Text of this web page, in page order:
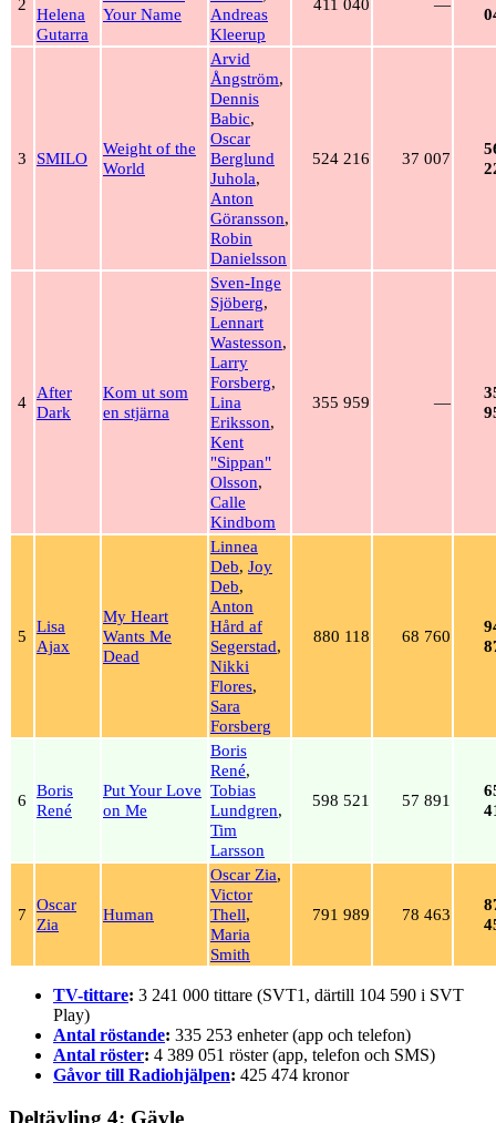
2
Helena
Gutarra
Your Name
Andreas
Kleerup
411 040 —
3 SMILO
Weight of the
World
Arvid
Ångström,
Dennis
Babic,
Oscar
Berglund
Juhola,
Anton
Göransson,
Robin
Danielsson
524 216 37 007
4
After
Dark
Kom ut som
en stjärna
Sven-Inge
Sjöberg,
Lennart
Wastesson,
Larry
Forsberg,
Lina
Eriksson,
Kent
"Sippan"
Olsson,
Calle
Kindbom
355 959 —
5
Lisa
Ajax
My Heart
Wants Me
Dead
Linnea
Deb, Joy
Deb,
Anton
Hård af
Segerstad,
Nikki
Flores,
Sara
Forsberg
880 118 68 760
6
Boris
René
Put Your Love
on Me
Boris
René,
Tobias
Lundgren,
Tim
Larsson
598 521 57 891
7
Oscar
Zia
Human
Oscar Zia,
Victor
Thell,
Maria
Smith
791 989 78 463
TV-tittare: 3 241 000 tittare (SVT1, därtill 104 590 i SVT
Play)
Antal röstande: 335 253 enheter (app och telefon)
Antal röster: 4 389 051 röster (app, telefon och SMS)
Gåvor till Radiohjälpen: 425 474 kronor
Deltävling 4: Gävle